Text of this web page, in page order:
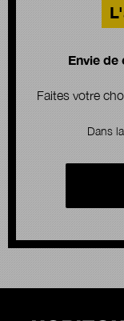
Envie
Faites votre
Dans